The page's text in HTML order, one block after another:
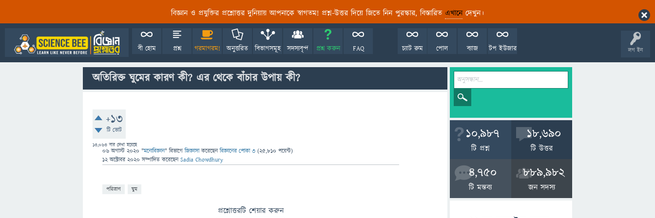
বিজ্ঞান ও প্রযুক্তির প্রশ্নোত্তর দুনিয়ায় আপনাকে স্বাগতম! প্রশ্ন-উত্তর দিয়ে জিতে নিন পুরস্কার, বিস্তারিত এখানেদেখুন।
লগ ইন
বী হোম প্রশ্ন গরমাগরম! অনুত্তরিত বিভাগসমূহ সদস্যবৃন্দ প্রশ্ন করুন FAQ টপ ইউজার
ব্যাজ
পোল
চ্যাট রুম
অতিরিক্ত ঘুমের কারণ কী? এর থেকে বাঁচার উপায় কী?
+13
টি ভোট
13,063 বার দেখা হয়েছে
06 অগাস্ট 2020 "মনোবিজ্ঞান" বিভাগে জিজ্ঞাসাকরেছেনবিজ্ঞানের পোকা ৩ (25,810 পয়েন্ট)
12 অক্টোবর 2020 সম্পাদিত করেছেনSadia Chowdhury
পরিত্রাণ ঘুম
প্রশ্নোত্তরটি শেয়ার করুন
10,987
টি প্রশ্ন
18,690
টি উত্তর
4,750
টি মন্তব্য
889,982
জন সদস্য